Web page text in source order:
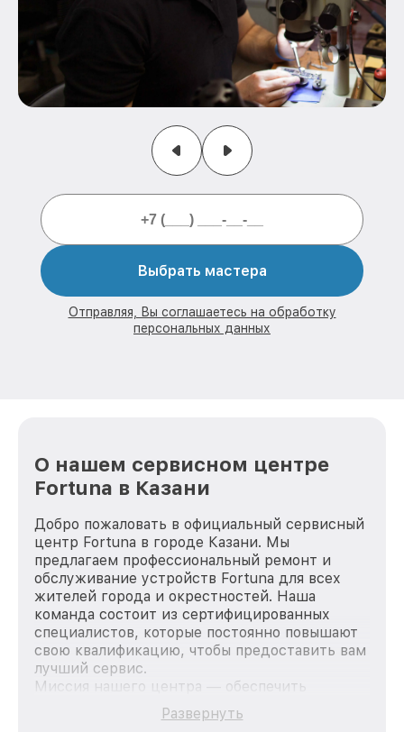
Выбрать мастера
Отправляя, Вы соглашаетесь на обработку
персональных данных
О нашем сервисном центре
Fortuna в Казани
Добро пожаловать в официальный сервисный
центр Fortuna в городе Казани. Мы
предлагаем профессиональный ремонт и
обслуживание устройств Fortuna для всех
жителей города и окрестностей. Наша
команда состоит из сертифицированных
специалистов, которые постоянно повышают
свою квалификацию, чтобы предоставить вам
лучший сервис.
Миссия нашего центра — обеспечить
качественный и доступный ремонт для
каждого пользователя продукции Fortuna, вне
Развернуть